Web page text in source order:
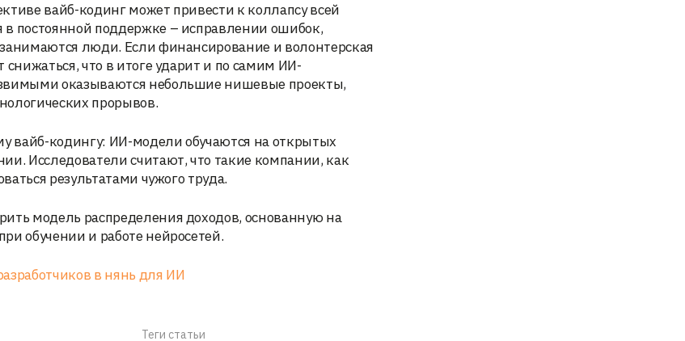
вайб-кодинг может привести к коллапсу всей
постоянной поддержке – исправлении ошибок,
люди. Если финансирование и волонтерская
снижаться, что в итоге ударит и по самим ИИ-
оказываются небольшие нишевые проекты,
прорывов.
вайб-кодингу: ИИ-модели обучаются на открытых
Исследователи считают, что такие компании, как
результатами чужого труда.
модель распределения доходов, основанную на
обучении и работе нейросетей.
в нянь для ИИ
Теги статьи